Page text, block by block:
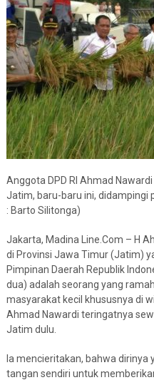
Anggota DPD RI Ahmad
Jatim, baru-baru ini, didampingi
: Barto Silitonga)
Jakarta, Madina Line.Com – H
di Provinsi Jawa Timur (Jatim)
Pimpinan Daerah Republik
dua) adalah seorang yang
masyarakat kecil khususnya di
Ahmad Nawardi teringatnya
Jatim dulu.
Ia mencieritakan, bahwa dirinya
tangan sendiri untuk